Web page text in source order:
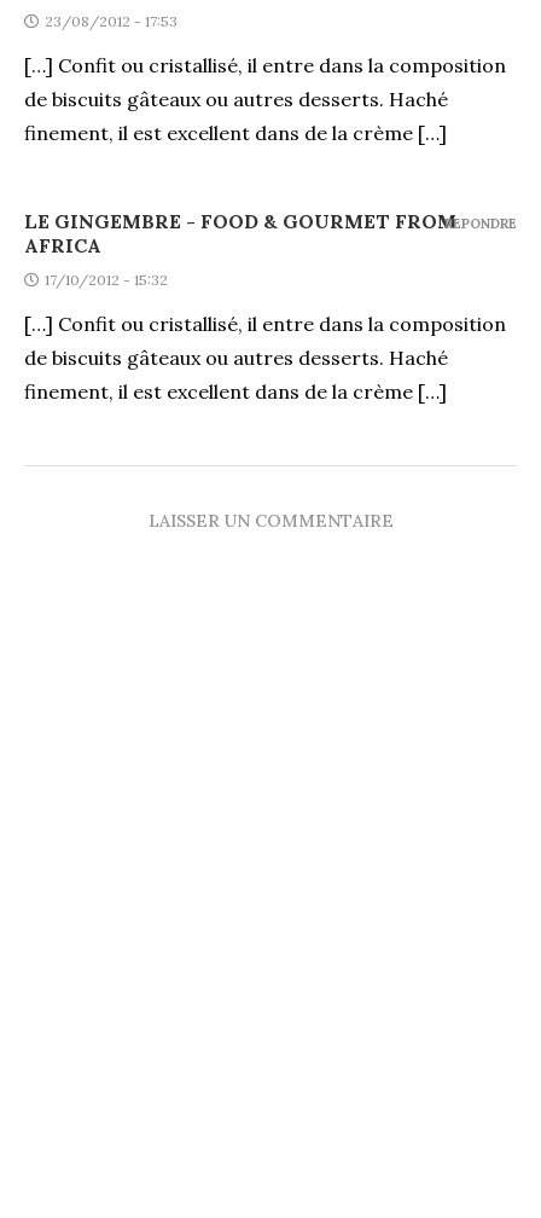
23/08/2012 - 17:53
[…] Confit ou cristallisé, il entre dans la composition
de biscuits gâteaux ou autres desserts. Haché
finement, il est excellent dans de la crème […]
LE GINGEMBRE - FOOD & GOURMET FROM
AFRICA
17/10/2012 - 15:32
[…] Confit ou cristallisé, il entre dans la composition
de biscuits gâteaux ou autres desserts. Haché
finement, il est excellent dans de la crème […]
REPONDRE
LAISSER UN COMMENTAIRE